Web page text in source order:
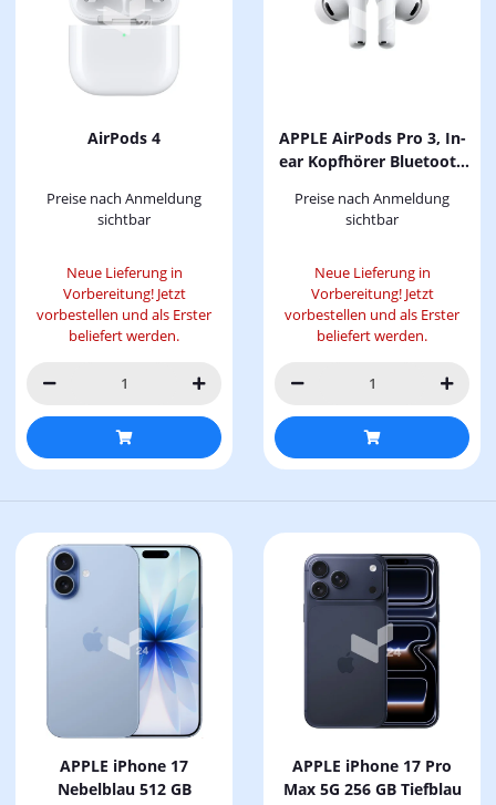
AirPods 4
Preise nach Anmeldung
sichtbar
Neue Lieferung in
Vorbereitung! Jetzt
vorbestellen und als Erster
beliefert werden.
APPLE AirPods Pro 3, In-
ear Kopfhörer Bluetooth
Preise nach Anmeldung
sichtbar
Neue Lieferung in
Vorbereitung! Jetzt
vorbestellen und als Erster
beliefert werden.
APPLE iPhone 17
Nebelblau 512 GB
APPLE iPhone 17 Pro
Max 5G 256 GB Tiefblau